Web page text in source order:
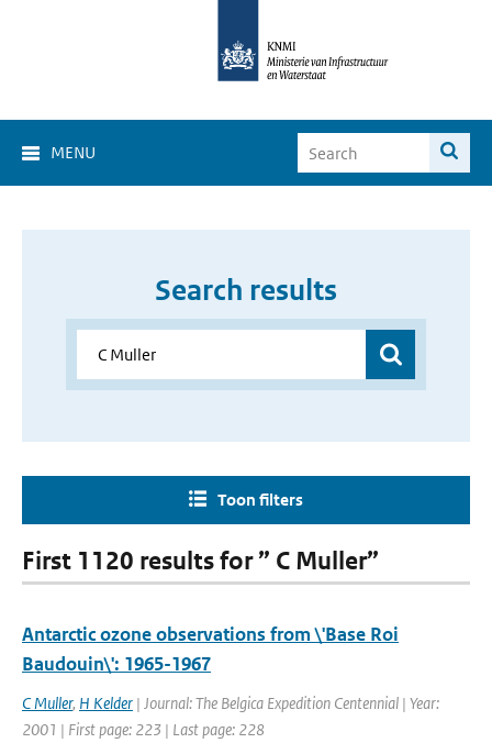
MENU
Search results
Toon filters
First 1120 results for ” C Muller”
Antarctic ozone observations from \'Base Roi
Baudouin\': 1965-1967
C Muller, H Kelder | Journal: The Belgica Expedition Centennial | Year:
2001 | First page: 223 | Last page: 228